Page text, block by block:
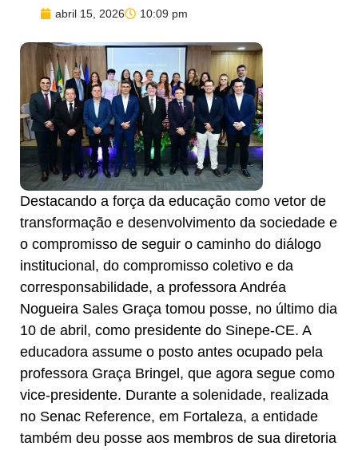
abril 15, 2026 10:09 pm
Destacando a força da educação como vetor de
transformação e desenvolvimento da sociedade e
o compromisso de seguir o caminho do diálogo
institucional, do compromisso coletivo e da
corresponsabilidade, a professora Andréa
Nogueira Sales Graça tomou posse, no último dia
10 de abril, como presidente do Sinepe-CE. A
educadora assume o posto antes ocupado pela
professora Graça Bringel, que agora segue como
vice-presidente. Durante a solenidade, realizada
no Senac Reference, em Fortaleza, a entidade
também deu posse aos membros de sua diretoria